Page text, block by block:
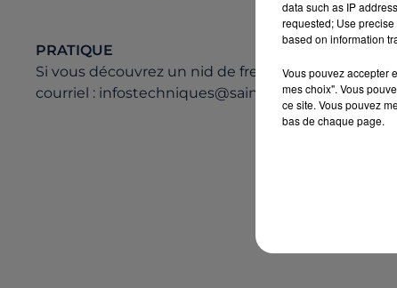
PRATIQUE
Si vous découvrez un nid de frelons, contactez le
courriel : infostechniques@saint-brevin.fr
data such as IP
requested; Use
based on information
Vous pouvez accepter
mes choix". Vous
ce site. Vous pouvez
bas de chaque page.